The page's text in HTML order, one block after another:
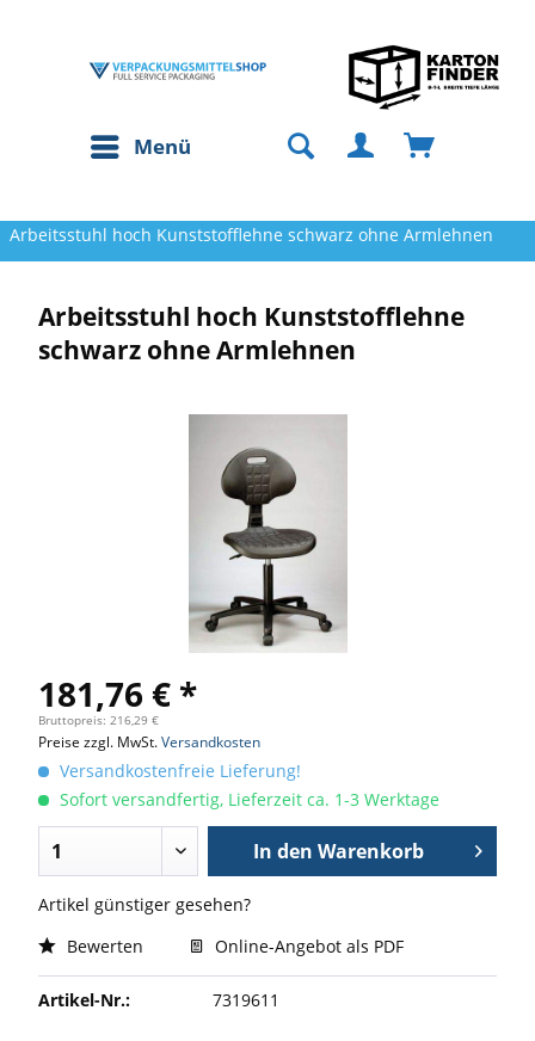
Menü
Arbeitsstuhl hoch Kunststofflehne schwarz ohne Armlehnen
Arbeitsstuhl hoch Kunststofflehne
schwarz ohne Armlehnen
181,76 € *
Bruttopreis: 216,29 €
Preise zzgl. MwSt.Versandkosten
Versandkostenfreie Lieferung!
Sofort versandfertig, Lieferzeit ca. 1-3 Werktage
In den Warenkorb
Artikel günstiger gesehen?
Bewerten
Online-Angebot als PDF
Artikel-Nr.: 7319611